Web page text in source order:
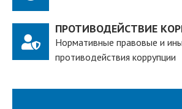
ПРОТИВОДЕЙСТВИЕ
Нормативные правовые и
противодействия коррупции